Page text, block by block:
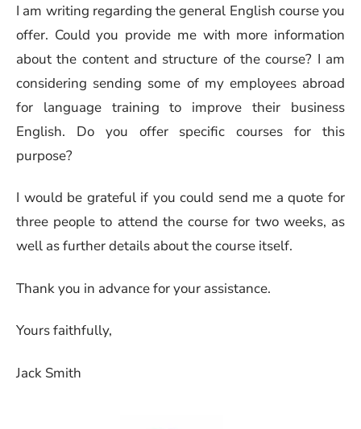
I am writing regarding the general English course you
offer. Could you provide me with more information
about the content and structure of the course? I am
considering sending some of my employees abroad
for language training to improve their business
English. Do you offer specific courses for this
purpose?
I would be grateful if you could send me a quote for
three people to attend the course for two weeks, as
well as further details about the course itself.
Thank you in advance for your assistance.
Yours faithfully,
Jack Smith